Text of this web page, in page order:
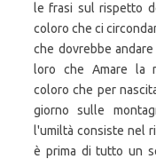
le frasi sul rispetto
coloro che ci
che dovrebbe andare
loro che Amare la
coloro che per
giorno sulle
l'umiltà consiste nel
è prima di tutto un